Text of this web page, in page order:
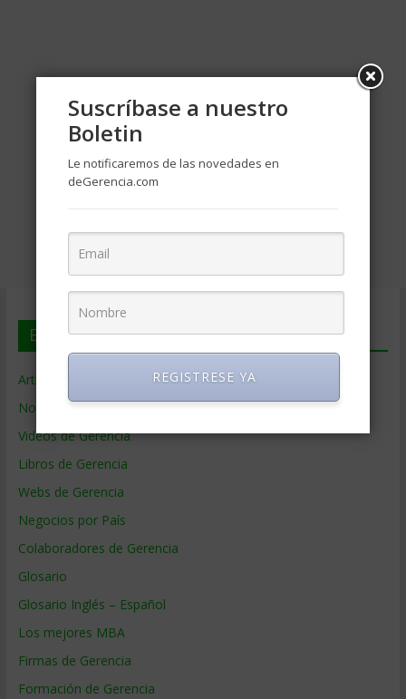
En deGerencia.com
Artículos de Gerencia
Noticias de Gerencia
Videos de Gerencia
Libros de Gerencia
Webs de Gerencia
Negocios por País
Colaboradores de Gerencia
Glosario
Glosario Inglés – Español
Los mejores MBA
Firmas de Gerencia
Formación de Gerencia
Suscríbase a nuestro
Boletin
Le notificaremos de las novedades en
deGerencia.com
REGISTRESE YA